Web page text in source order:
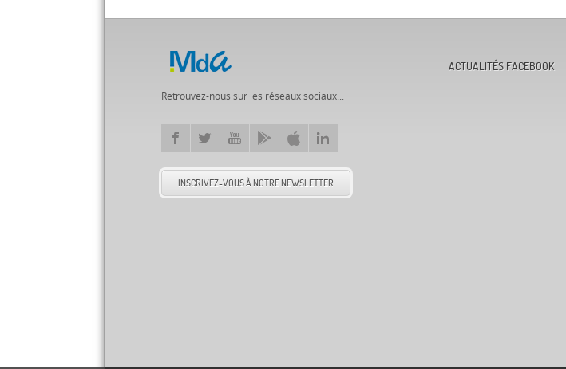
Retrouvez-nous sur les réseaux sociaux...
INSCRIVEZ-VOUS À NOTRE NEWSLETTER
ACTUALITÉS FACEBOOK